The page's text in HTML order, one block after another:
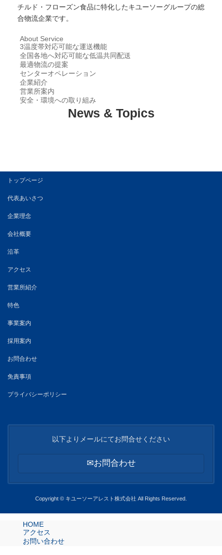
チルド・フローズン食品に特化したキユーソーグループの総
合物流企業です。
About Service
3温度帯対応可能な運送機能
全国各地へ対応可能な低温共同配送
最適物流の提案
センターオペレーション
企業紹介
営業所案内
安全・環境への取り組み
News & Topics
トップページ
代表あいさつ
企業理念
会社概要
沿革
アクセス
営業所紹介
特色
事業案内
採用案内
お問合わせ
免責事項
プライバシーポリシー
以下よりメールにてお問合せください
✉お問合わせ
Copyright © キユーソーアレスト株式会社 All Rights Reserved.
HOME
アクセス
お問い合わせ